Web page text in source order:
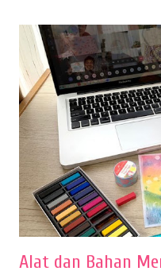
Alat dan Bahan